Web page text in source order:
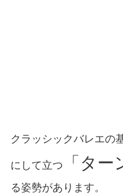
クラッシックバレエの
にして立つ 「ター
る姿勢があります。